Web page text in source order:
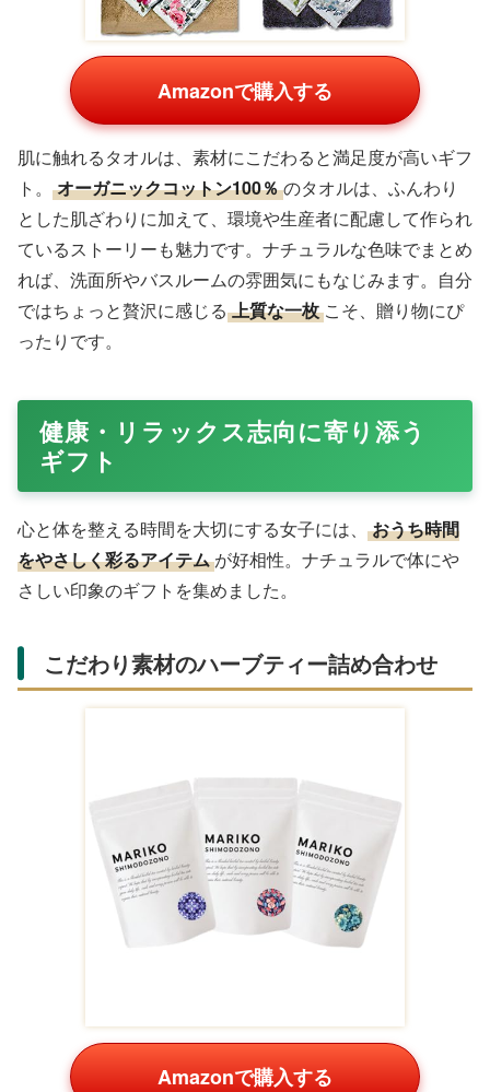
Amazonで購入する
肌に触れるタオルは、素材にこだわると満足度が高いギフ
ト。
オーガニックコットン100％のタオルは、ふんわり
とした肌ざわりに加えて、環境や生産者に配慮して作られ
ているストーリーも魅力です。ナチュラルな色味でまとめ
れば、洗面所やバスルームの雰囲気にもなじみます。自分
ではちょっと贅沢に感じる 上質な一枚 こそ、贈り物にぴ
ったりです。
健康・リラックス志向に寄り添う
ギフト
心と体を整える時間を大切にする女子には、
おうち時間
をやさしく彩るアイテム が好相性。ナチュラルで体にや
さしい印象のギフトを集めました。
こだわり素材のハーブティー詰め合わせ
Amazonで購入する